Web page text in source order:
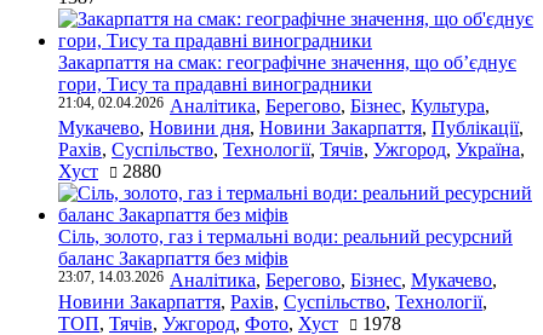
Закарпаття на смак: географічне значення, що об’єднує
гори, Тису та прадавні виноградники
21:04, 02.04.2026 Аналітика, Берегово, Бізнес, Культура,
Мукачево, Новини дня, Новини Закарпаття, Публікації,
Рахів, Суспільство, Технології, Тячів, Ужгород, Україна,
Хуст
2880
Сіль, золото, газ і термальні води: реальний ресурсний
баланс Закарпаття без міфів
23:07, 14.03.2026 Аналітика, Берегово, Бізнес, Мукачево,
Новини Закарпаття, Рахів, Суспільство, Технології,
ТОП, Тячів, Ужгород, Фото, Хуст 1978